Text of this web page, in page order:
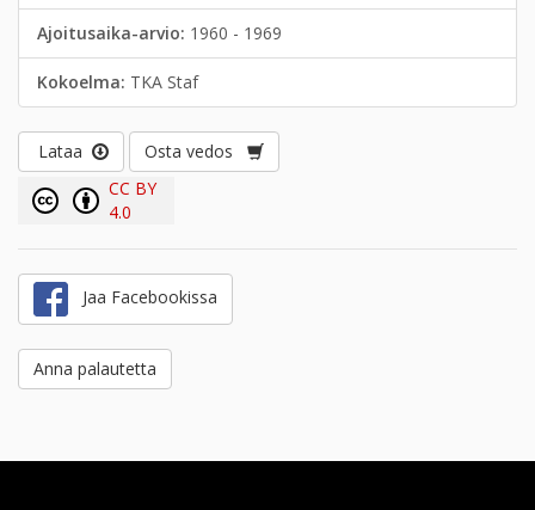
Ajoitusaika-arvio: 1960 - 1969
Kokoelma: TKA Staf
Lataa
Osta vedos
CC BY
4.0
Jaa Facebookissa
Anna palautetta